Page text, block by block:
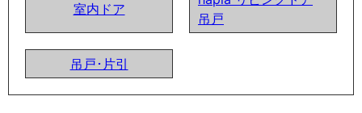
室内ドア
吊戸
吊戸･片引